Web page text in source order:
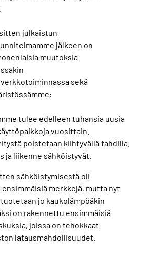
julkaistun
jälkeen on
muutoksia
sekä
tulee edelleen tuhansia uusia
vuosittain.
poistetaan kiihtyvällä tahdilla.
ja liikenne sähköistyvät.
sähköistymisestä oli
merkkejä, mutta nyt
jo kaukolämpöäkin
on rakennettu ensimmäisiä
joissa on tehokkaat
latausmahdollisuudet.